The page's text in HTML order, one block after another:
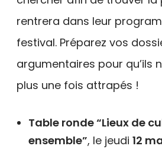
rentrera dans leur
festival. Préparez vos
argumentaires pour qu’ils
plus une fois attrapés !
Table ronde “Lieux de
ensemble”, le jeudi 12